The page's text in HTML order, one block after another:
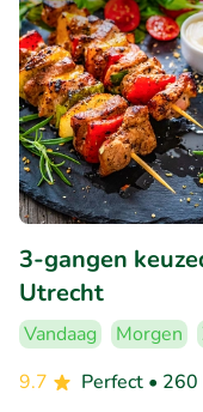
3-gangen
Utrecht
Vandaag Morgen
9.7
Perfect •